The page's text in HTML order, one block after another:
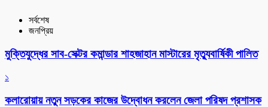
সর্বশেষ
জনপ্রিয়
মুক্তিযুদ্ধের সাব-সেক্টর কমান্ডার শাহজাহান মাস্টারের মৃত্যুবার্ষিকী পালিত
১
কলারোয়ায় নতুন সড়কের কাজের উদ্বোধন করলেন জেলা পরিষদ প্রশাসক